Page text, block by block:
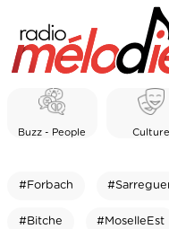
Buzz - People Culture
#Forbach
#Bitche #MoselleEst